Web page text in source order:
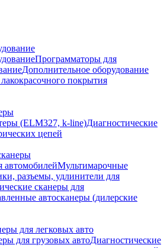
Программаторы для
Дополнительное оборудование
покрытия
(ELM327, k-line)Диагностические
цепей
автомобилейМультимарочные
разъемы, удлинители для
сканеры для
автосканеры (дилерские
для легковых авто
для грузовых автоДиагностические